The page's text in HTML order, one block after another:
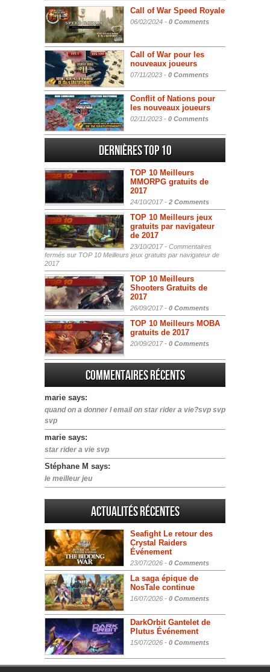
Call of War Speed Royale
06/02/2024 - 0 Comments
Call of War pour les
nouveaux joueurs
07/11/2023 - 0 Comments
Conflit of Nations pour
les nouveaux joueurs
02/11/2023 - 0 Comments
Dernières Top 10
TOP 10 Meilleurs
MMORPG gratuits de
2017
24/10/2017 - 2 Comments
TOP 10 Meilleurs jeux
gratuits par navigateur
de 2017
23/10/2017 - Commentaires
fermés sur TOP 10 Meilleurs jeux gratuits par navigateur de
2017
TOP 10 Meilleurs
Shooters Gratuits de
2017
26/09/2017 - 0 Comments
TOP 10 Meilleurs MOBA
gratuits de 2017
20/09/2017 - 0 Comments
Commentaires récents
marie says:
quand on a donner l email on star rider a vie?svp svp
svp
marie says:
star rider a vie svp
Stéphane M says:
le meilleur jeu
Actualités Récentes
Seafight Le retour des
Crystal Raiders
Événement
23/07/2026 - 0 Comments
La saga épique de
NosTale continue
16/07/2026 - 0 Comments
DarkOrbit Gantelet de
Plutus Événement
15/07/2026 - 0 Comments